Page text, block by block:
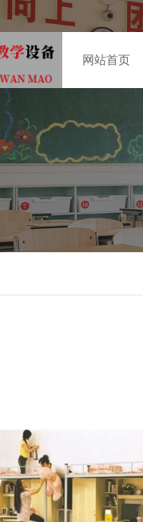
网站首页